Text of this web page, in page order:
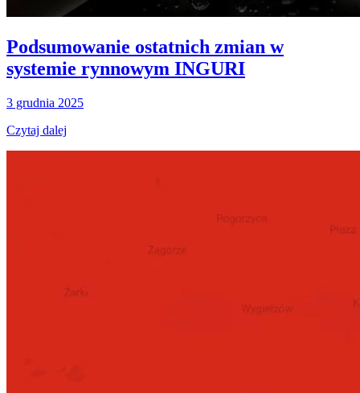
Podsumowanie ostatnich zmian w
systemie rynnowym INGURI
3 grudnia 2025
Czytaj dalej